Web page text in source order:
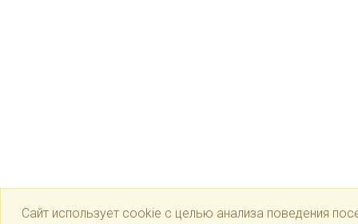
Сайт использует cookie с целью анализа поведения